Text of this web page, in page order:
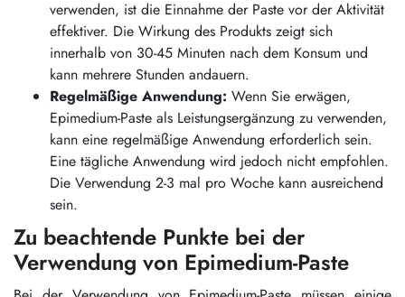
verwenden, ist die Einnahme der Paste vor der Aktivität
effektiver. Die Wirkung des Produkts zeigt sich
innerhalb von 30-45 Minuten nach dem Konsum und
kann mehrere Stunden andauern.
Regelmäßige Anwendung: Wenn Sie erwägen,
Epimedium-Paste als Leistungsergänzung zu verwenden,
kann eine regelmäßige Anwendung erforderlich sein.
Eine tägliche Anwendung wird jedoch nicht empfohlen.
Die Verwendung 2-3 mal pro Woche kann ausreichend
sein.
Zu beachtende Punkte bei der
Verwendung von Epimedium-Paste